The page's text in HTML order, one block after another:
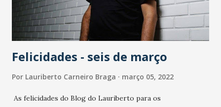
Felicidades - seis de março
Por Lauriberto Carneiro Braga março 05, 2022
As felicidades do Blog do Lauriberto para os